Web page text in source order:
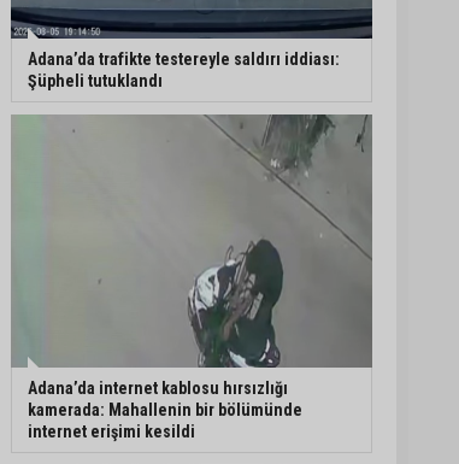
Adana’da trafikte testereyle saldırı iddiası:
Şüpheli tutuklandı
Adana’da internet kablosu hırsızlığı
kamerada: Mahallenin bir bölümünde
internet erişimi kesildi